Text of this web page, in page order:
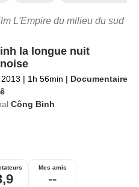
L'Empire du milieu du sud
la longue nuit
| 1h 56min | Documentaire
Công Binh
Mes amis
--